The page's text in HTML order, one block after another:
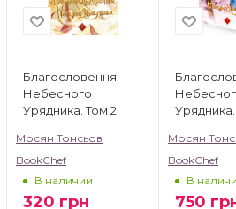
Благословення
Небесного
Урядника. Том 2
Мосян Тонсьов
BookChef
В наличии
320 грн
видання)
Мосян
BookChef
В
750